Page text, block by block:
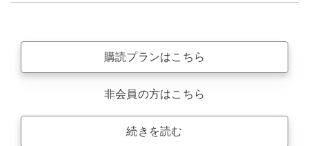
購読プランはこちら
非会員の方はこちら
続きを読む